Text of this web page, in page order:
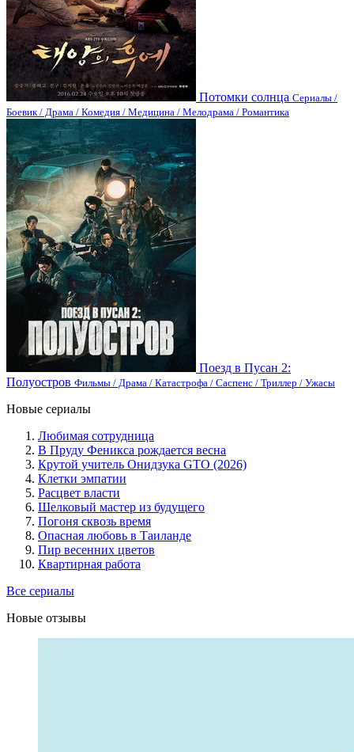
Потомки солнца Сериалы /
Боевик / Драма / Комедия / Медицина / Мелодрама / Романтика
Поезд в Пусан 2:
Полуостров Фильмы / Драма / Катастрофа / Саспенс / Триллер / Ужасы
Новые сериалы
Любимая сотрудница
В Пруду Феникса рождается весна
Крутой учитель Онидзука GTO (2026)
Клетки эмпатии
Расцвет власти
Шелковый мастер из будущего
Погоня сквозь время
Опасная любовь в Таиланде
Пир весенних цветов
Квартирная работа
Все сериалы
Новые отзывы